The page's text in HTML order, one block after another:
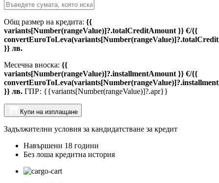
Общ размер на кредита: {{
variants[Number(rangeValue)]?.totalCreditAmount }} €/{{
}} лв.
Месечна вноска: {{
variants[Number(rangeValue)]?.installmentAmount }} €/{{
}} лв. ГПР: {{variants[Number(rangeValue)]?.apr}}
Купи на изплащане
Задължителни условия за кандидатстване за кредит
Навършени 18 години
Без лоша кредитна история